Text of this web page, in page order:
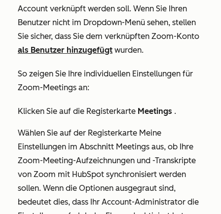
Account verknüpft werden soll. Wenn Sie Ihren
Benutzer nicht im Dropdown-Menü sehen, stellen
Sie sicher, dass Sie dem verknüpften Zoom-Konto
als Benutzer hinzugefügt wurden.
So zeigen Sie Ihre individuellen Einstellungen für
Zoom-Meetings an:
Klicken Sie auf die Registerkarte Meetings .
Wählen Sie auf der Registerkarte Meine
Einstellungen im Abschnitt Meetings aus, ob Ihre
Zoom-Meeting-Aufzeichnungen und -Transkripte
von Zoom mit HubSpot synchronisiert werden
sollen. Wenn die Optionen ausgegraut sind,
bedeutet dies, dass Ihr Account-Administrator die